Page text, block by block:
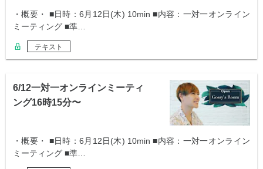
・概要・ ■日時：6月12日(木) 10min ■内容：一対一オンライン
ミーティング ■準…
テキスト
6/12一対一オンラインミーティ
ング16時15分〜
・概要・ ■日時：6月12日(木) 10min ■内容：一対一オンライン
ミーティング ■準…